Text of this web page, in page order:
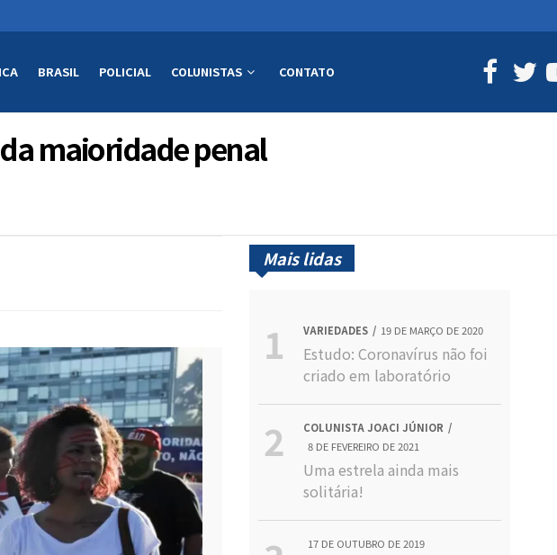
BRASIL POLICIAL COLUNISTAS CONTATO
maioridade penal
Mais lidas
VARIEDADES 19 DE MARÇO DE 2020
Estudo: Coronavírus não foi
criado em laboratório
COLUNISTA JOACI JÚNIOR
8 DE FEVEREIRO DE 2021
Uma estrela ainda mais
solitária!
17 DE OUTUBRO DE 2019